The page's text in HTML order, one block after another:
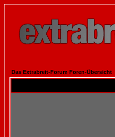
Das Extrabreit-Forum Foren-Übersicht